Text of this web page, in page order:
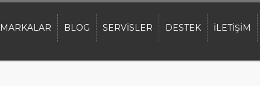
MARKALAR BLOG SERVİSLER DESTEK İLETİŞİM